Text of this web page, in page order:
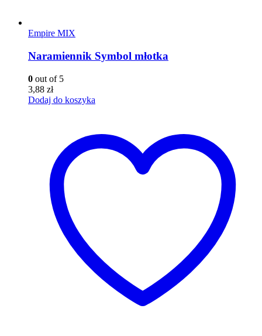
Empire MIX
Naramiennik Symbol młotka
0 out of 5
3,88 zł
Dodaj do koszyka